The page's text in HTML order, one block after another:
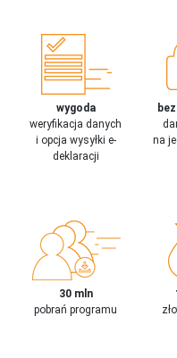
wygoda
weryfikacja danych
i opcja wysyłki e-
deklaracji
na
30 mln
pobrań programu